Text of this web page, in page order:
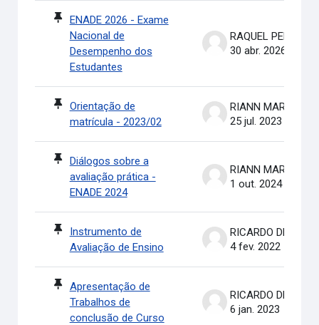
ENADE 2026 - Exame
Nacional de
Desempenho dos
Estudantes
30 abr. 2026
Orientação de
matrícula - 2023/02
25 jul. 2023
Diálogos sobre a
avaliação prática -
ENADE 2024
1 out. 2024
Instrumento de
Avaliação de Ensino
4 fev. 2022
Apresentação de
Trabalhos de
conclusão de Curso
6 jan. 2023